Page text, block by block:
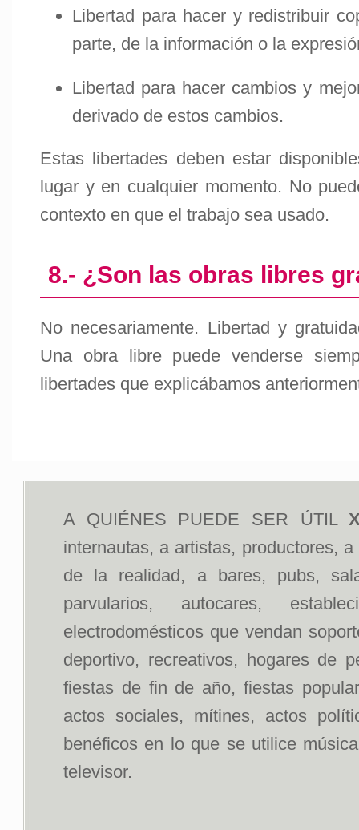
Libertad para hacer y redistribuir
parte, de la información o la
Libertad para hacer cambios y
derivado de estos cambios.
Estas libertades deben estar
lugar y en cualquier momento. No
contexto en que el trabajo sea usado.
8.- ¿Son las obras libres
No necesariamente. Libertad y
Una obra libre puede venderse
libertades que explicábamos
A QUIÉNES PUEDE SER ÚTIL
internautas, a artistas, productores,
de la realidad, a bares, pubs,
parvularios, autocares,
electrodomésticos que vendan
deportivo, recreativos, hogares de
fiestas de fin de año, fiestas
actos sociales, mítines, actos
benéficos en lo que se utilice
televisor.